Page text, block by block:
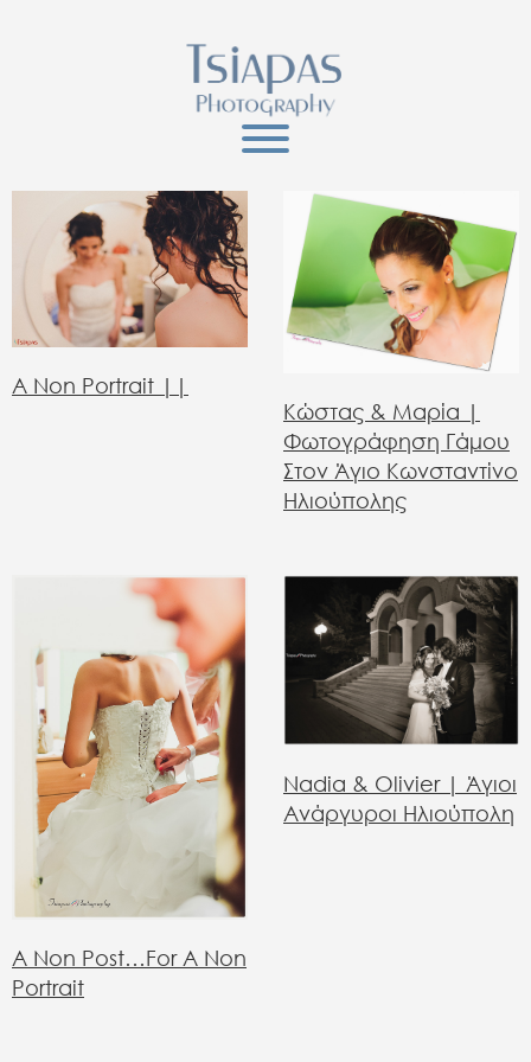
A Non Portrait ||
Κώστας & Μαρία |
Φωτογράφηση Γάμου
Στον Άγιο Κωνσταντίνο
Ηλιούπολης
A Non Post…for A Non
Portrait
Nadia & Olivier | Άγιοι
Ανάργυροι Ηλιούπολη